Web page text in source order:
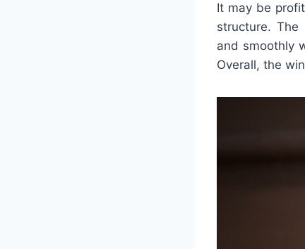
It may be
structure.
and smoothly
Overall, the